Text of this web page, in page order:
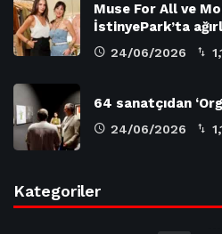
Muse For All ve
İstinyePark’ta
24/06/2026
64 sanatçıdan
24/06/2026
Kategoriler